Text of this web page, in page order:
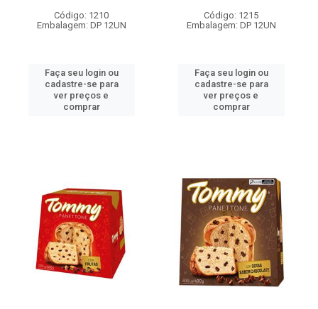
Código: 1210
Embalagem: DP 12UN
Faça seu login ou
cadastre-se para
ver preços e
comprar
Código: 1215
Embalagem: DP 12UN
Faça seu login ou
cadastre-se para
ver preços e
comprar